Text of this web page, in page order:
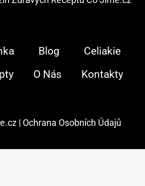
Blog
Celiakie
O Nás Kontakty
| Ochrana Osobních Údajů